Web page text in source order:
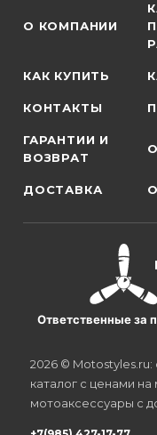
О КОМПАНИИ
КАК КУПИТЬ
КОНТАКТЫ
ГАРАНТИИ И
ВОЗВРАТ
ДОСТАВКА
Ответственные за
2026 © Motostyles.ru:
каталог с ценами
мотоаксессуары с